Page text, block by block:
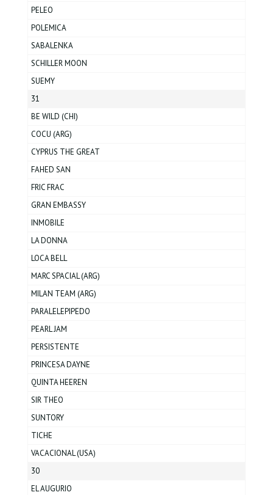
PELEO
POLEMICA
SABALENKA
SCHILLER MOON
SUEMY
31
BE WILD (CHI)
COCU (ARG)
CYPRUS THE GREAT
FAHED SAN
FRIC FRAC
GRAN EMBASSY
INMOBILE
LA DONNA
LOCA BELL
MARC SPACIAL (ARG)
MILAN TEAM (ARG)
PARALELEPIPEDO
PEARL JAM
PERSISTENTE
PRINCESA DAYNE
QUINTA HEEREN
SIR THEO
SUNTORY
TICHE
VACACIONAL (USA)
30
EL AUGURIO